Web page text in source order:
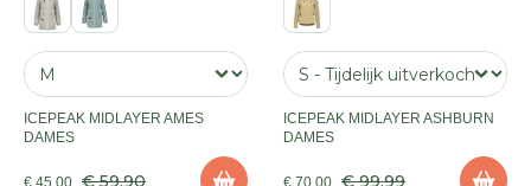
ICEPEAK MIDLAYER AMES
DAMES
€ 45,00 € 59,90
ICEPEAK MIDLAYER ASHBURN
DAMES
€ 70,00 € 99,99